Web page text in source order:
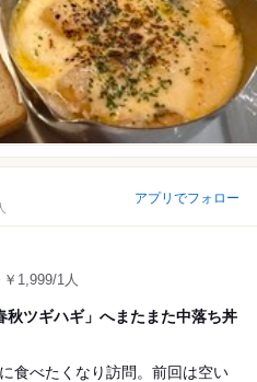
アプリでフォロー
1,999/1人
秋ツギハギ」へまたまた中落ち丼
食べたくなり訪問。前回は空い